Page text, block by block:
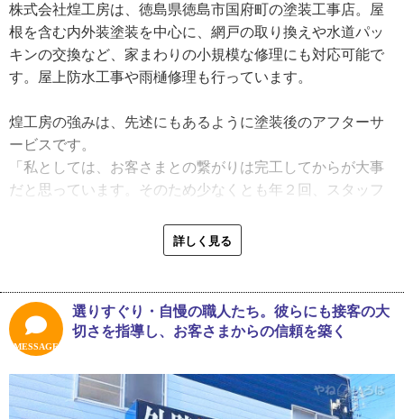
は塗装店を立ち上げる知人から、それまでの経験を買われ
て声がかかり転職を決意。知人の会社設立を見守った後、
２０１７年に独立創業したのです。
「色々な業界を経験しました。今、こうやって塗装店をや
『塗装店への入社』だったんでしょうね」
現在、煌工房ではアフターサービスに力を入れています。
塗装工事店としては、あまり他に例を見ない取り組みです
が、それは様々な仕事を経験した大野さんならではの視点
ーサービスにまで手が回らないのが現状です。でも、私は
サービス業界にいた経験から、その仕事のやり方に物足り
なさを感じたんです。先々のことを考えたら、『お客さま
の心を掴む』のは塗装を終えてからが勝負ではないかと思
うんですよ。なので、自分の会社になってからはアフター
サービス専属の人員を確保して、お客さまとの繋がりを太
株式会社煌工房は、徳島県徳島市国府町の塗装工事店。屋
根を含む内外装塗装を中心に、網戸の取り換えや水道パッ
キンの交換など、家まわりの小規模な修理にも対応可能で
す。屋上防水工事や雨樋修理も行っています。
煌工房の強みは、先述にもあるように塗装後のアフターサ
ービスです。
「私としては、お客さまとの繋がりは完工してからが大事
だと思っています。そのため少なくとも年２回、スタッフ
ダイレクトメールでのご挨拶。それらが煌工房のアフター
サービスのスタンダードですね。塗りっぱなしにはしませ
てしまうのはさびしいじゃないですか」
様々な業界で仕事をしてきた大野さん。これまで不思議な
ことに、会社が変わってもお客さまとの付き合いが続く経
てきたノウハウはもちろん、おそらく大野さんの情に厚い
性格も影響しているのでしょう。
詳しく見る
MESSAGE
選りすぐり・自慢の職人たち。彼らにも接客の大
切さを指導し、お客さまからの信頼を築く